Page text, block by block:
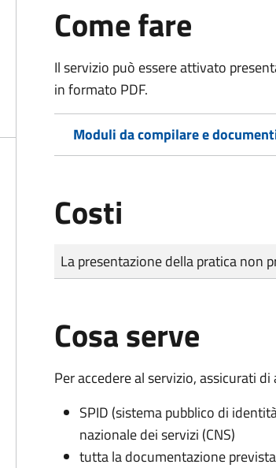
Come fare
Il servizio può essere attivato
in formato PDF.
Moduli da compilare e
Costi
Tipo di pagamento
Importo
La presentazione della pratica non
Cosa serve
Per accedere al servizio, assicurati di
SPID (sistema pubblico di
nazionale dei servizi (CNS)
tutta la documentazione